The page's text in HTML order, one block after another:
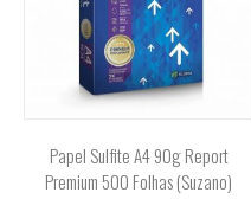
Papel Sulfite A4 90g Report
Premium 500 Folhas (Suzano)